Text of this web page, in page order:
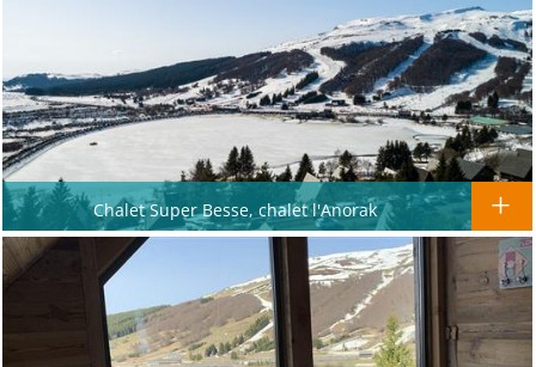
Chalet Super Besse, chalet l'Anorak